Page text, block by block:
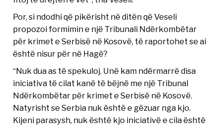
Por, si ndodhi që pikërisht në ditën që Veseli
propozoi formimin e një Tribunali Ndërkombëtar
për krimet e Serbisë në Kosovë, të raportohet se ai
është nisur për në Hagë?
“Nuk dua as të spekuloj. Unë kam ndërmarrë disa
iniciativa të cilat kanë të bëjnë me një Tribunal
Ndërkombëtar për krimet e Serbisë në Kosovë.
Natyrisht se Serbia nuk është e gëzuar nga kjo.
Kijeni parasysh, nuk është kjo iniciativë e cila është